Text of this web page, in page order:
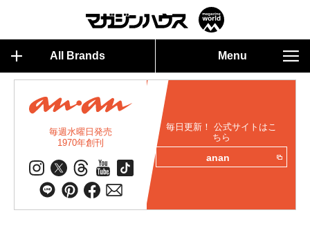
All Brands Menu
毎週水曜日発売
1970年創刊
毎日更新！ 公式サイトはこ
ちら
anan